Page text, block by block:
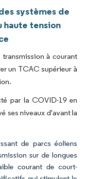
systèmes de
haute tension
transmission à courant
un TCAC supérieur à
par la COVID-19 en
ses niveaux d'avant la
de parcs éoliens
sur de longues
courant de court-